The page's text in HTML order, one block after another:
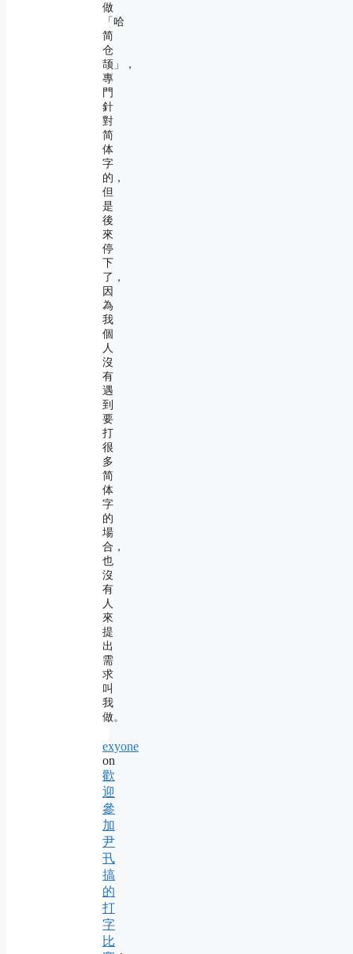
做
「哈
简
仓
颉」，
專
門
針
對
简
体
字
的，
但
是
後
來
停
下
了，
因
為
我
個
人
沒
有
遇
到
要
打
很
多
简
体
字
的
場
合，
也
沒
有
人
來
提
出
需
求
叫
我
做。
exyone
on
歡
迎
參
加
尹
卂
搞
的
打
字
比